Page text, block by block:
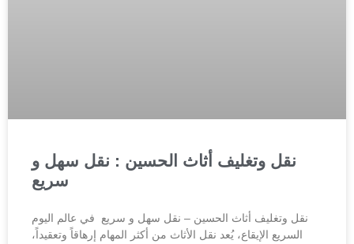
نقل وتغليف أثاث الحسين : نقل سهل و
سريع
نقل وتغليف أثاث الحسين – نقل سهل و سريع في عالم اليوم
السريع الإيقاع، يُعد نقل الأثاث من أكثر المهام إرهاقاً وتعقيداً،